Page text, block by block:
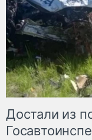
Достали из